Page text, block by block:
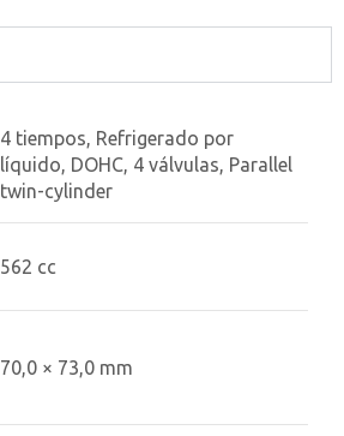
4 tiempos, Refrigerado por
líquido, DOHC, 4 válvulas, Parallel
twin-cylinder
562 cc
70,0 × 73,0 mm